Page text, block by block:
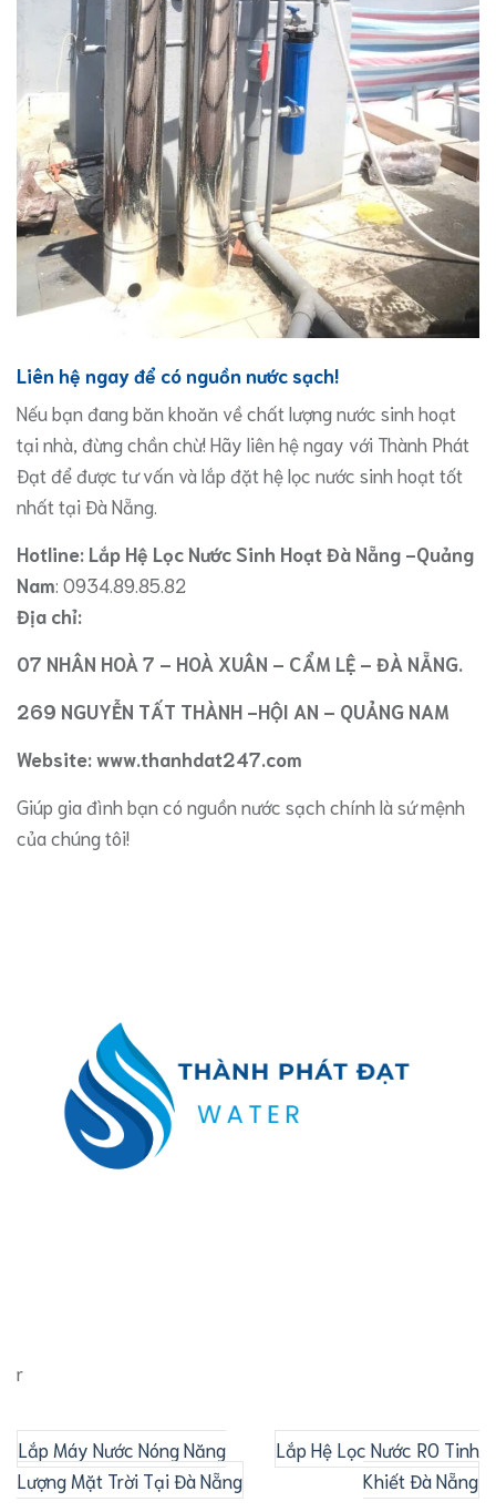
Liên hệ ngay để có nguồn nước sạch!
Nếu bạn đang băn khoăn về chất lượng nước sinh hoạt
tại nhà, đừng chần chừ! Hãy liên hệ ngay với Thành Phát
Đạt để được tư vấn và lắp đặt hệ lọc nước sinh hoạt tốt
nhất tại Đà Nẵng.
Hotline: Lắp Hệ Lọc Nước Sinh Hoạt Đà Nẵng -Quảng
Nam: 0934.89.85.82
Địa chỉ:
07 NHÂN HOÀ 7 – HOÀ XUÂN – CẨM LỆ – ĐÀ NẴNG.
269 NGUYỄN TẤT THÀNH -HỘI AN – QUẢNG NAM
Website: www.thanhdat247.com
Giúp gia đình bạn có nguồn nước sạch chính là sứ mệnh
của chúng tôi!
r
Lắp Máy Nước Nóng Năng
Lượng Mặt Trời Tại Đà Nẵng
Lắp Hệ Lọc Nước RO Tinh
Khiết Đà Nẵng